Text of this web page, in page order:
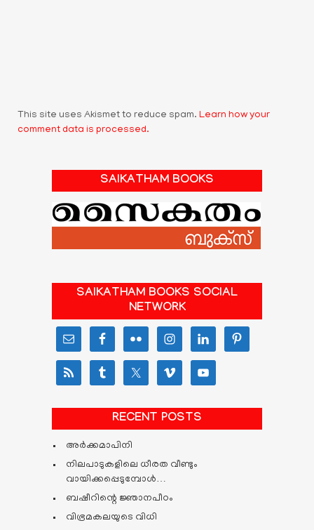
This site uses Akismet to reduce spam. Learn how your
comment data is processed.
SAIKATHAM BOOKS
SAIKATHAM BOOKS SOCIAL
NETWORK
RECENT POSTS
അർക്കമാപിനി
നിലപാടുകളിലെ ധീരത വീണ്ടും
വായിക്കപ്പെടുമ്പോള്‍…
ബഷീറിന്റെ ജ്ഞാനപീഠം
വിഭ്രമകലയുടെ വിധി